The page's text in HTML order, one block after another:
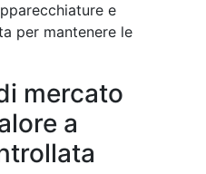
e
per mantenere le
mercato
a